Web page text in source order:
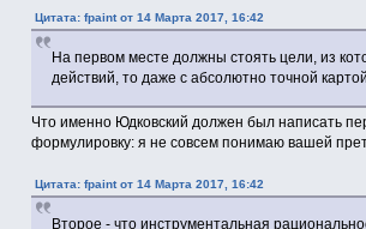
Цитата: fpaint от 14 Марта 2017, 16:42
На первом месте должны стоять цели, из
действий, то даже с абсолютно точной
Что именно Юдковский должен был написать
формулировку: я не совсем понимаю вашей
Цитата: fpaint от 14 Марта 2017, 16:42
Второе - что инструментальная